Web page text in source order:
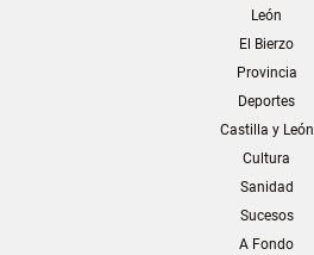
León
El Bierzo
Provincia
Deportes
Castilla y León
Cultura
Sanidad
Sucesos
A Fondo